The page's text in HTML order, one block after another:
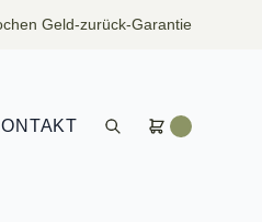
Geld-zurück-Garantie